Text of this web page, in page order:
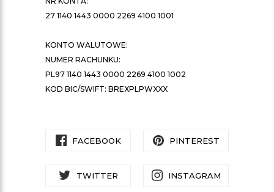
27 1140 1443 0000 2269 4100 1001
KONTO WALUTOWE:
NUMER RACHUNKU:
PL97 1140 1443 0000 2269 4100 1002
KOD BIC/SWIFT: BREXPLPWXXX
FACEBOOK PINTEREST
TWITTER INSTAGRAM